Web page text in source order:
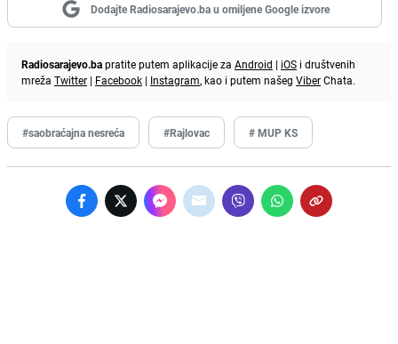
Dodajte Radiosarajevo.ba u omiljene Google izvore
Radiosarajevo.bapratite putem aplikacije za Android | iOS i društvenih
mreža Twitter | Facebook | Instagram, kao i putem našeg ViberChata.
#saobraćajna nesreća #Rajlovac # MUP KS